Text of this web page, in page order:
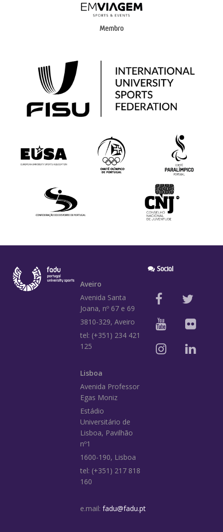
Membro
Aveiro
Avenida Santa
Joana, nº 67 e 69
3810-329, Aveiro
tel: (+351) 234 421
125
Lisboa
Avenida Professor
Egas Moniz
Estádio
Universitário de
Lisboa, Pavilhão
nº1
1600-190, Lisboa
tel: (+351) 217 818
160
e.mail: fadu@fadu.pt
Social